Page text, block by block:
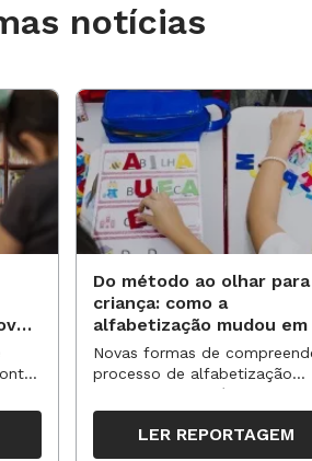
notícias
no
Do método ao olhar para
criança: como a
alfabetização mudou em
anos?
Novas formas de
processo de alfabetização
influenciaram políticas e
práticas, transformando o
da leitura e da escrita
LER REPORTAGEM